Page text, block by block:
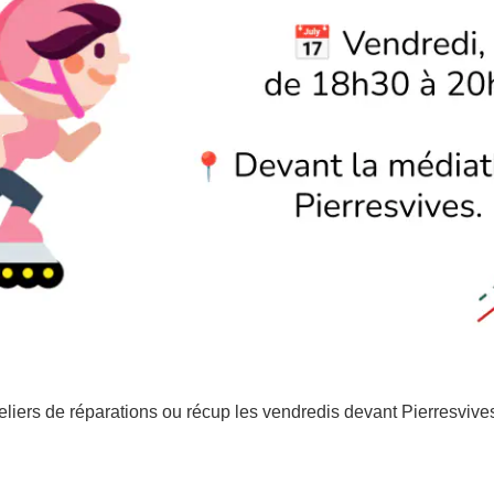
de réparations ou récup les vendredis devant